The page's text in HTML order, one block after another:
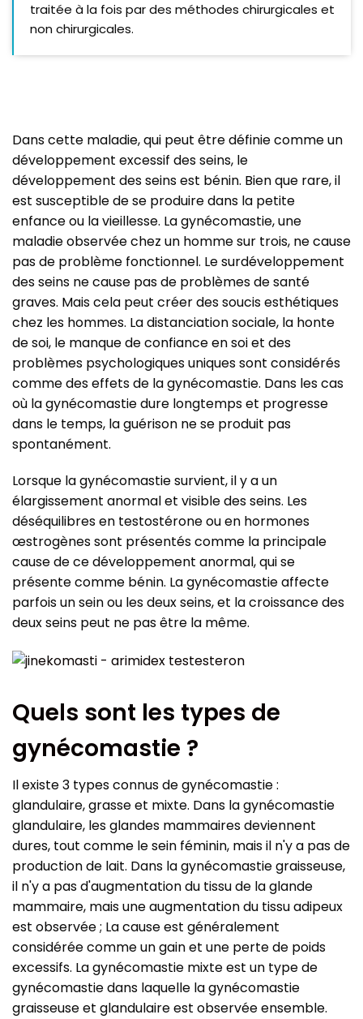
traitée à la fois par des méthodes chirurgicales et
non chirurgicales.
Dans cette maladie, qui peut être définie comme un
développement excessif des seins, le
développement des seins est bénin. Bien que rare, il
est susceptible de se produire dans la petite
enfance ou la vieillesse. La gynécomastie, une
maladie observée chez un homme sur trois, ne cause
pas de problème fonctionnel. Le surdéveloppement
des seins ne cause pas de problèmes de santé
graves. Mais cela peut créer des soucis esthétiques
chez les hommes. La distanciation sociale, la honte
de soi, le manque de confiance en soi et des
problèmes psychologiques uniques sont considérés
comme des effets de la gynécomastie. Dans les cas
où la gynécomastie dure longtemps et progresse
dans le temps, la guérison ne se produit pas
spontanément.
Lorsque la gynécomastie survient, il y a un
élargissement anormal et visible des seins. Les
déséquilibres en testostérone ou en hormones
œstrogènes sont présentés comme la principale
cause de ce développement anormal, qui se
présente comme bénin. La gynécomastie affecte
parfois un sein ou les deux seins, et la croissance des
deux seins peut ne pas être la même.
Quels sont les types de
gynécomastie ?
Il existe 3 types connus de gynécomastie :
glandulaire, grasse et mixte. Dans la gynécomastie
glandulaire, les glandes mammaires deviennent
dures, tout comme le sein féminin, mais il n'y a pas de
production de lait. Dans la gynécomastie graisseuse,
il n'y a pas d'augmentation du tissu de la glande
mammaire, mais une augmentation du tissu adipeux
est observée ; La cause est généralement
considérée comme un gain et une perte de poids
excessifs. La gynécomastie mixte est un type de
gynécomastie dans laquelle la gynécomastie
graisseuse et glandulaire est observée ensemble.